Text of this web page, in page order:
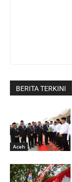
BERITA TERKINI
Aceh